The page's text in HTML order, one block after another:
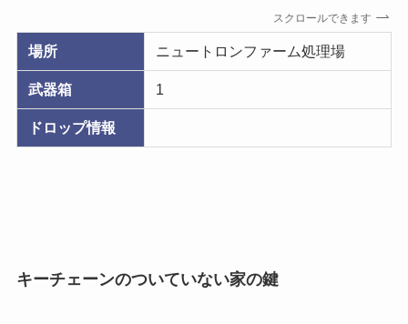
スクロールできます
場所 ニュートロンファーム処理場
武器箱 1
ドロップ情報
キーチェーンのついていない家の鍵